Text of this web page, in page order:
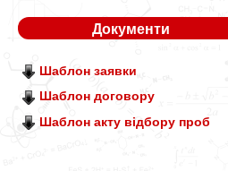
Документи
Шаблон заявки
Шаблон договору
Шаблон акту відбору проб